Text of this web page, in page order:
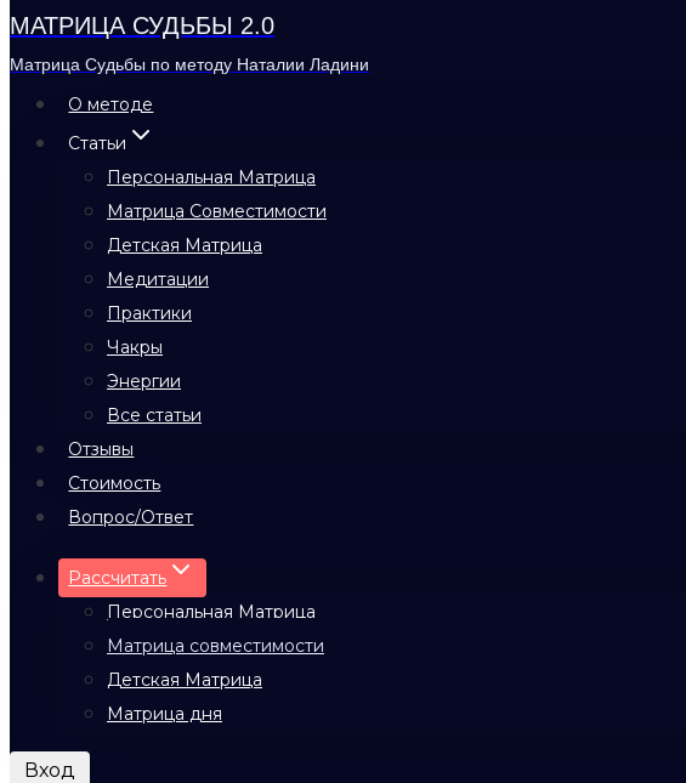
МАТРИЦА СУДЬБЫ 2.0
Матрица Судьбы по методу Наталии Ладини
О методе
Статьи
Персональная Матрица
Матрица Совместимости
Детская Матрица
Медитации
Практики
Чакры
Энергии
Все статьи
Отзывы
Стоимость
Вопрос/Ответ
Рассчитать
Персональная Матрица
Матрица совместимости
Детская Матрица
Матрица дня
Вход